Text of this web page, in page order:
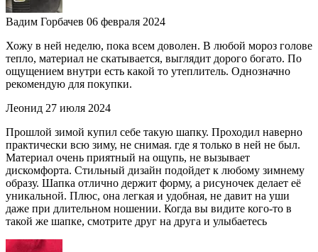
Вадим Горбачев 06 февраля 2024
Хожу в ней неделю, пока всем доволен. В любой мороз голове
тепло, материал не скатывается, выглядит дорого богато. По
ощущением внутри есть какой то утеплитель. Однозначно
рекомендую для покупки.
Леонид 27 июля 2024
Прошлой зимой купил себе такую шапку. Проходил наверно
практически всю зиму, не снимая. где я только в ней не был.
Материал очень приятный на ощупь, не вызывает
дискомфорта. Стильный дизайн подойдет к любому зимнему
образу. Шапка отлично держит форму, а рисуночек делает её
уникальной. Плюс, она легкая и удобная, не давит на уши
даже при длительном ношении. Когда вы видите кого-то в
такой же шапке, смотрите друг на друга и улыбаетесь